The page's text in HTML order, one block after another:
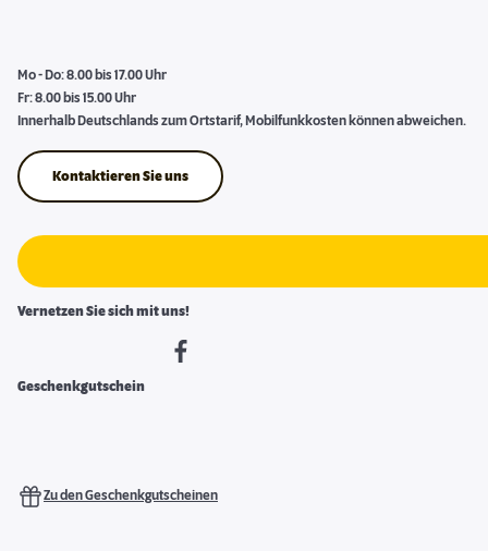
Mo - Do: 8.00 bis 17.00 Uhr
Fr: 8.00 bis 15.00 Uhr
Innerhalb Deutschlands zum Ortstarif, Mobilfunkkosten können abweichen.
Kontaktieren Sie uns
Vernetzen Sie sich mit uns!
Geschenkgutschein
Zu den Geschenkgutscheinen